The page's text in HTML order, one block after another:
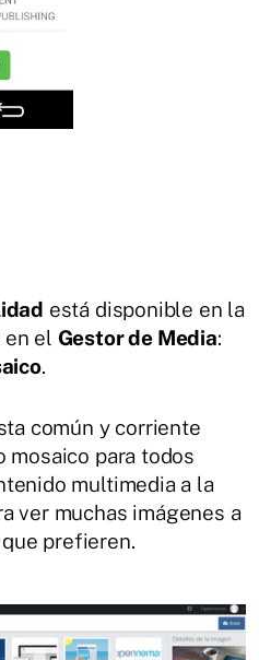
está disponible en la
el Gestor de Media:
.
común y corriente
mosaico para todos
multimedia a la
ver muchas imágenes a
prefieren.